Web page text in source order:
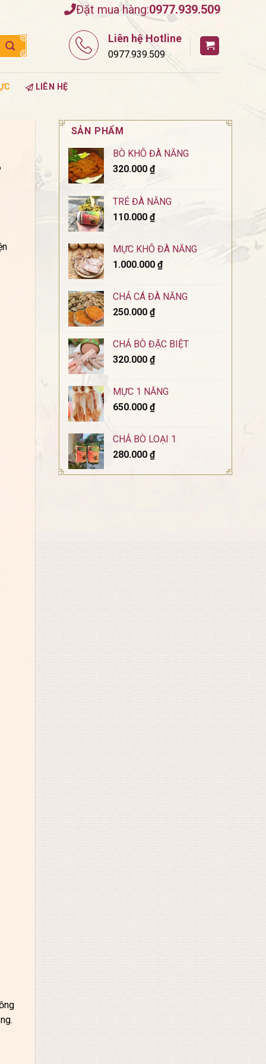
Đặt mua hàng:0977.939.509
Liên hệ Hotline
0977.939.509
LIÊN HỆ
SẢN PHẨM
BÒ KHÔ ĐÀ NẴNG
320.000 ₫
TRÉ ĐÀ NẴNG
110.000 ₫
MỰC KHÔ ĐÀ NẴNG
1.000.000 ₫
CHẢ CÁ ĐÀ NẴNG
250.000 ₫
CHẢ BÒ ĐẶC BIỆT
320.000 ₫
MỰC 1 NẮNG
650.000 ₫
CHẢ BÒ LOẠI 1
280.000 ₫